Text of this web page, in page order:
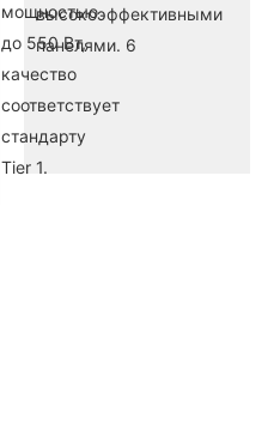
мощностью
до 550 Вт,
качество
соответствует
стандарту
Tier 1.